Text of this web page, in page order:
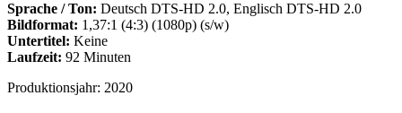
Sprache / Ton: Deutsch DTS-HD 2.0, Englisch DTS-HD 2.0
Bildformat: 1,37:1 (4:3) (1080p) (s/w)
Untertitel: Keine
Laufzeit: 92 Minuten
Produktionsjahr: 2020